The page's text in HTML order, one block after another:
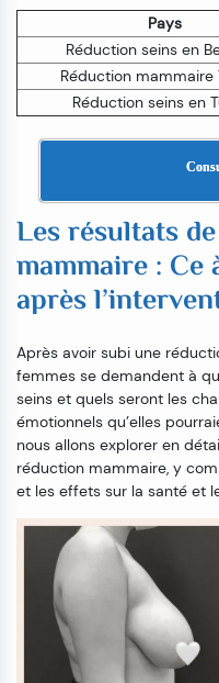
Pays
Réduction seins en
Réduction mammaire
Réduction seins en
Les résultats
mammaire : Ce
après
Après avoir subi une
femmes se demandent à
seins et quels seront les
émotionnels qu’elles
nous allons explorer en
réduction mammaire, y
et les effets sur la santé et